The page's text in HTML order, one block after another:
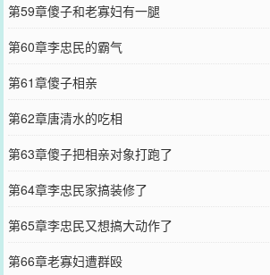
第59章傻子和老寡妇有一腿
第60章李忠民的霸气
第61章傻子相亲
第62章唐清水的吃相
第63章傻子把相亲对象打跑了
第64章李忠民家搞装修了
第65章李忠民又想搞大动作了
第66章老寡妇遭群殴